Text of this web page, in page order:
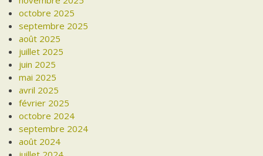
octobre 2025
septembre 2025
août 2025
juillet 2025
juin 2025
mai 2025
avril 2025
février 2025
octobre 2024
septembre 2024
août 2024